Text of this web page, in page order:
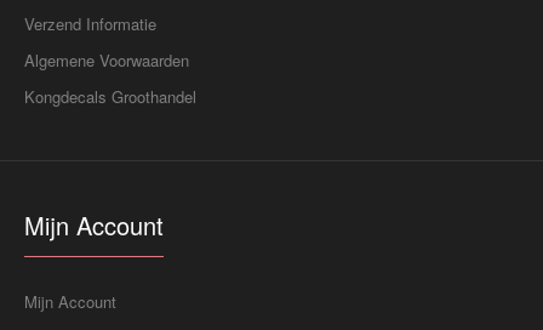
Verzend Informatie
Algemene Voorwaarden
Kongdecals Groothandel
Mijn Account
Mijn Account